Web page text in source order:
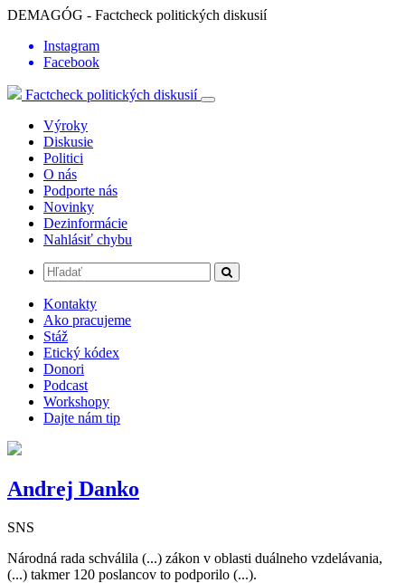
DEMAGÓG - Factcheck politických diskusií
Instagram
Facebook
Factcheck politických diskusií
Výroky
Diskusie
Politici
O nás
Podporte nás
Novinky
Dezinformácie
Nahlásiť chybu
Kontakty
Ako pracujeme
Stáž
Etický kódex
Donori
Podcast
Workshopy
Dajte nám tip
Andrej Danko
SNS
Národná rada schválila (...) zákon v oblasti duálneho vzdelávania,
(...) takmer 120 poslancov to podporilo (...).